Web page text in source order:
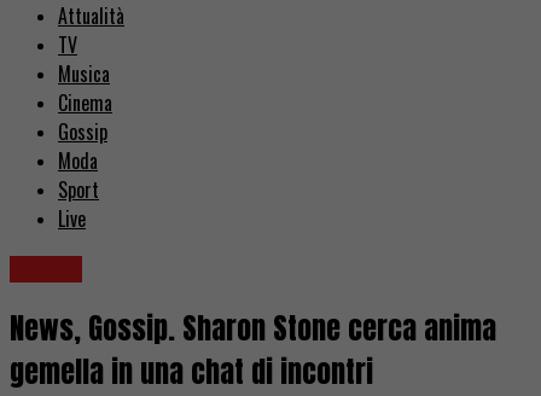
Attualità
TV
Musica
Cinema
Gossip
Moda
Sport
Live
News, Gossip. Sharon Stone cerca anima
gemella in una chat di incontri